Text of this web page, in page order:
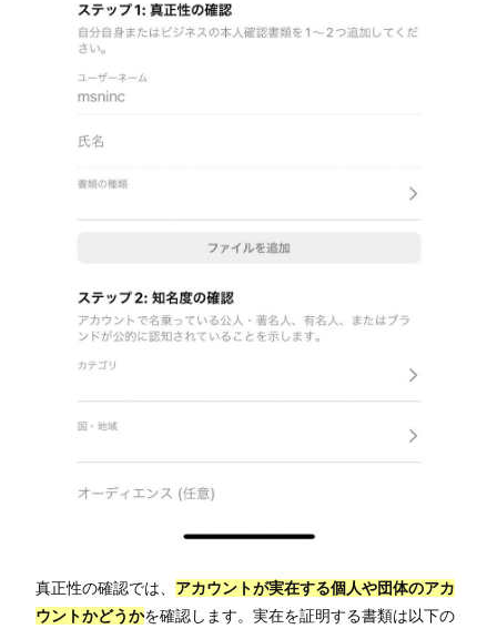
真正性の確認では、 アカウントが実在する個人や団体のアカ
ウントかどうかを確認します。実在を証明する書類は以下の